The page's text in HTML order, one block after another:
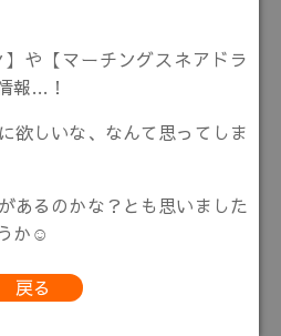
や【マーチングスネアドラ
報…！
欲しいな、なんて思ってしま
あるのかな？とも思いました
か☺
戻る